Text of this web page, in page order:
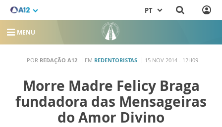
PT
MENU
POR REDAÇÃO A12 EM REDENTORISTAS 15 NOV 2014 - 12H09
Morre Madre Felicy Braga
fundadora das Mensageiras
do Amor Divino